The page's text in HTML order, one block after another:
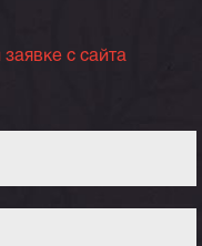
с сайта